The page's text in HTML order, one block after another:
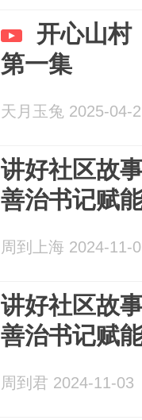
开心山村
第一集
天月玉兔 2025-04-
讲好社区故
善治书记赋
周到上海 2024-11-
讲好社区故
善治书记赋
周到君 2024-11-03